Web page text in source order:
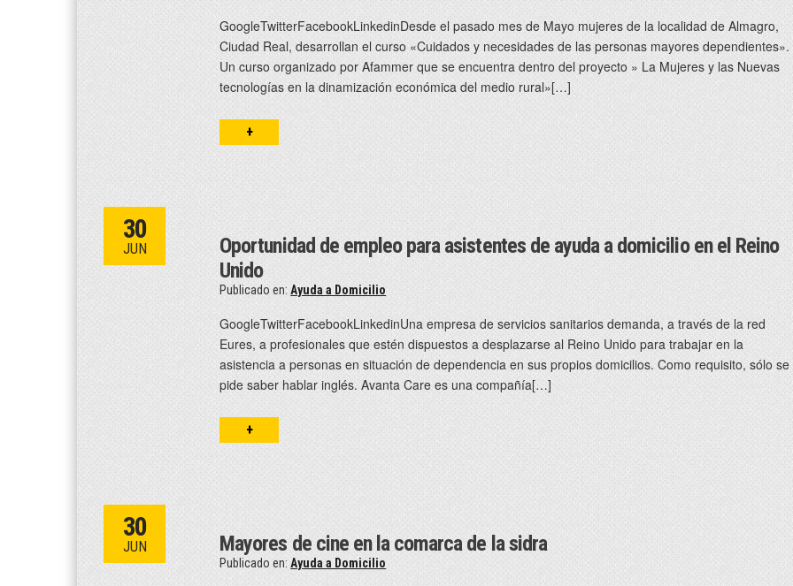
GoogleTwitterFacebookLinkedinDesde el pasado mes de Mayo mujeres de la localidad de Almagro,
Ciudad Real, desarrollan el curso «Cuidados y necesidades de las personas mayores dependientes».
Un curso organizado por Afammer que se encuentra dentro del proyecto » La Mujeres y las Nuevas
tecnologías en la dinamización económica del medio rural»[…]
+
30
JUN
Oportunidad de empleo para asistentes de ayuda a domicilio en el Reino
Unido
Publicado en:Ayuda a Domicilio
GoogleTwitterFacebookLinkedinUna empresa de servicios sanitarios demanda, a través de la red
Eures, a profesionales que estén dispuestos a desplazarse al Reino Unido para trabajar en la
asistencia a personas en situación de dependencia en sus propios domicilios. Como requisito, sólo se
pide saber hablar inglés. Avanta Care es una compañía[…]
+
30
JUN Mayores de cine en la comarca de la sidra
Publicado en:Ayuda a Domicilio